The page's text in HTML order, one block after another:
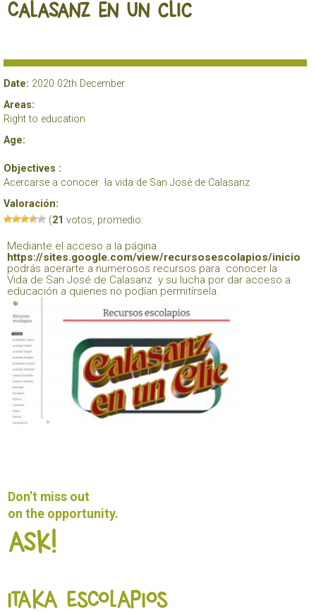
Calasanz en un clic
Date: 2020 02th December
Areas:
Right to education
Age:
Objectives :
Acercarse a conocer la vida de San José de Calasanz
Valoración:
(21 votos, promedio:
Mediante el acceso a la página
https://sites.google.com/view/recursosescolapios/inicio
podrás acerarte a numerosos recursos para conocer la
Vida de San José de Calasanz y su lucha por dar acceso a
educación a quienes no podían permitírsela.
Don’t miss out
on the opportunity.
Ask!
ITAKA ESCOLAPIOS